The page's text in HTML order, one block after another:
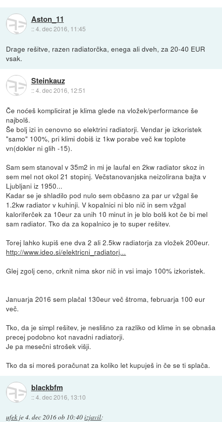
Aston_11
::4. dec 2016, 11:45
Drage rešitve, razen radiatorčka, enega ali dveh, za 20-40 EUR
vsak.
Steinkauz
::4. dec 2016, 12:51
Če noćeš komplicirat je klima glede na vložek/performance še
najbolš.
Še bolj izi in cenovno so elektrini radiatorji. Vendar je izkoristek
"samo" 100%, pri klimi dobiš iz 1kw porabe več kw toplote
vn(dokler ni glih -15).
Sam sem stanoval v 35m2 in mi je laufal en 2kw radiator skoz in
sem mel not okol 21 stopinj. Večstanovanjska neizolirana bajta v
Ljubljani iz 1950...
Kadar se je shladilo pod nulo sem občasno za par ur vžgal še
1.2kw radiator v kuhinji. V kopalnici ni blo nič in sem vžgal
kaloriferček za 10eur za unih 10 minut in je blo bolš kot če bi mel
sam radiator. Tko da za kopalnico je to super rešitev.
Torej lahko kupiš ene dva 2 ali 2.5kw radiatorja za vložek 200eur.
http://www.ideo.si/elektricni_radiatorj...
Glej zgolj ceno, crknit nima skor nič in vsi imajo 100% izkoristek.
Januarja 2016 sem plačal 130eur več štroma, februarja 100 eur
več.
Tko, da je simpl rešitev, je neslišno za razliko od klime in se obnaša
precej podobno kot navadni radiatorji.
Je pa mesečni strošek višji.
Tko da si moreš poračunat za koliko let kupuješ in če se ti splača.
blackbfm
::4. dec 2016, 13:10
ufek je4. dec 2016 ob 10:40izjavil: